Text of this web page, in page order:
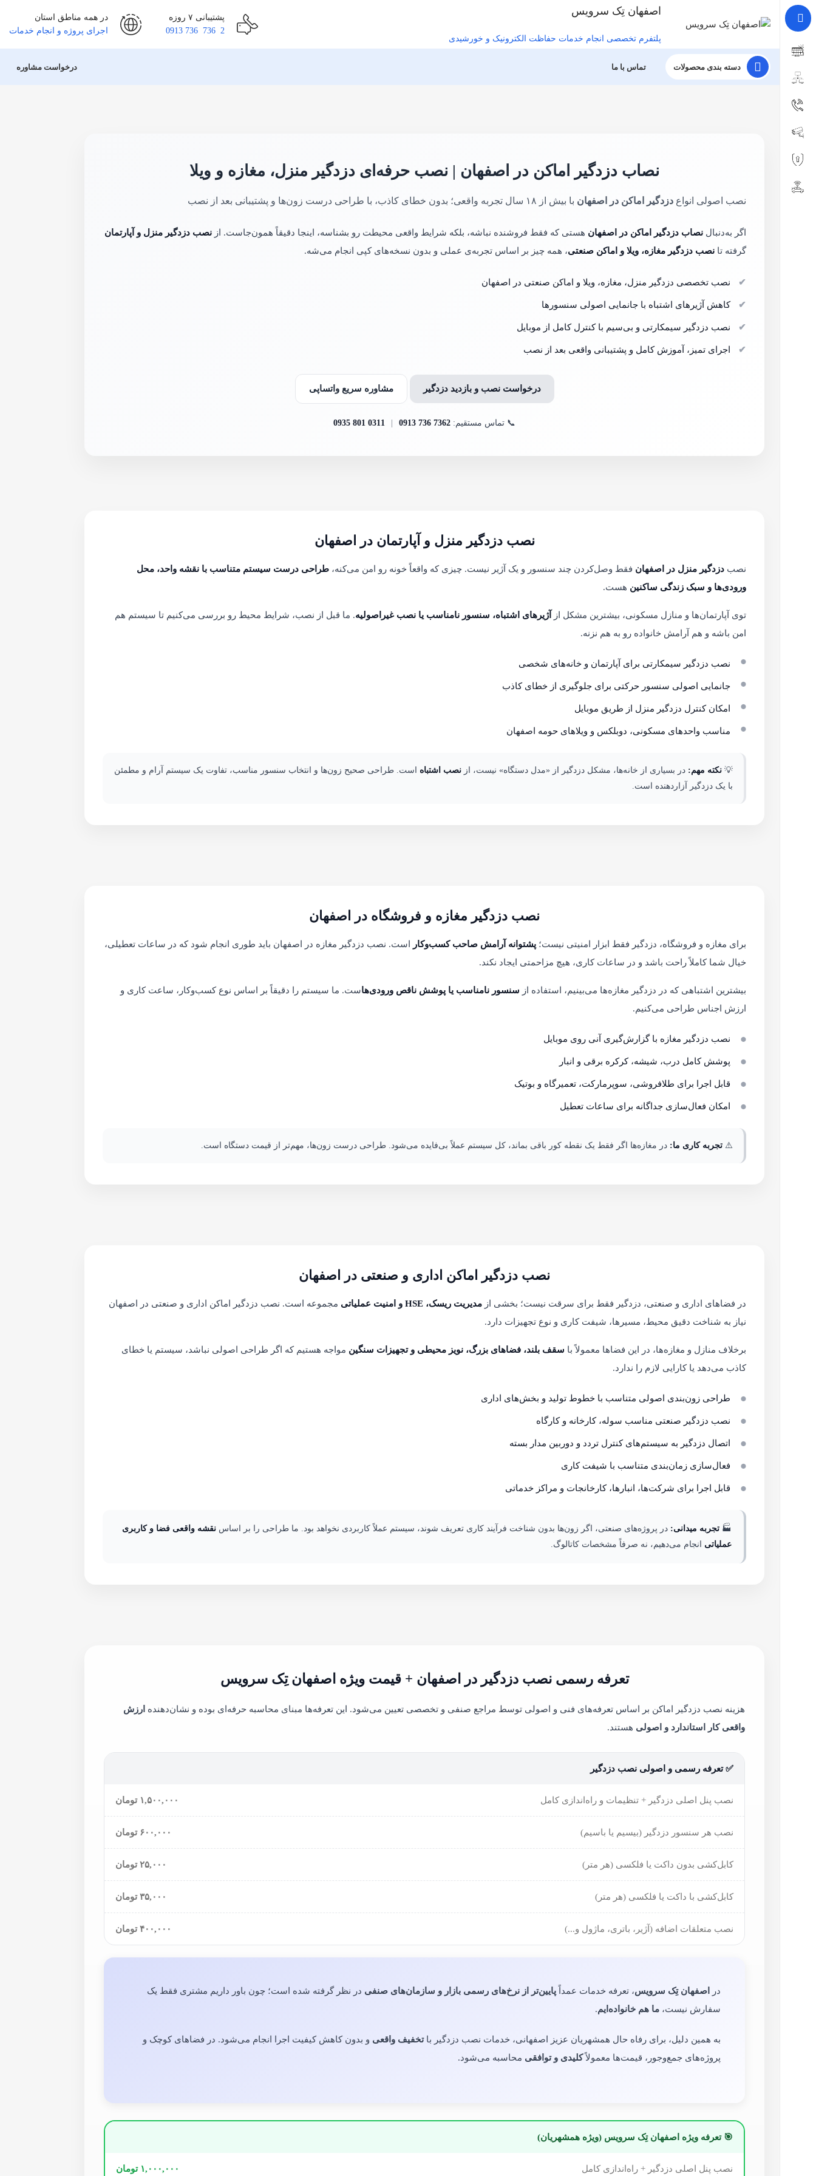
اصفهان تِک سرویس
پلتفرم تخصصی انجام خدمات حفاظت الکترونیک و خورشیدی
پشتیبانی ۷ روزه
2 736 736 0913
در همه مناطق استان
اجرای پروژه و انجام خدمات
دسته بندی محصولات تماس با ما درخواست مشاوره
نصاب دزدگیر اماکن در اصفهان | نصب حرفه‌ای دزدگیر منزل، مغازه و ویلا
نصب اصولی انواع دزدگیر اماکن در اصفهان با بیش از ۱۸ سال تجربه واقعی؛ بدون خطای کاذب، با طراحی درست زون‌ها و پشتیبانی بعد از نصب
اگر به‌دنبال نصاب دزدگیر اماکن در اصفهان هستی که فقط فروشنده نباشه، بلکه شرایط واقعی محیطت رو بشناسه، اینجا دقیقاً همون‌جاست. از نصب دزدگیر منزل و آپارتمان
گرفته تا نصب دزدگیر مغازه، ویلا و اماکن صنعتی، همه چیز بر اساس تجربه‌ی عملی و بدون نسخه‌های کپی انجام می‌شه.
نصب تخصصی دزدگیر منزل، مغازه، ویلا و اماکن صنعتی در اصفهان
کاهش آژیرهای اشتباه با جانمایی اصولی سنسورها
نصب دزدگیر سیمکارتی و بی‌سیم با کنترل کامل از موبایل
اجرای تمیز، آموزش کامل و پشتیبانی واقعی بعد از نصب
درخواست نصب و بازدید دزدگیر مشاوره سریع واتساپی
📞 تماس مستقیم: 0913 736 7362
0935 801 0311
نصب دزدگیر منزل و آپارتمان در اصفهان
نصب دزدگیر منزل در اصفهان فقط وصل‌کردن چند سنسور و یک آژیر نیست. چیزی که واقعاً خونه رو امن می‌کنه، طراحی درست سیستم متناسب با نقشه واحد، محل
ورودی‌ها و سبک زندگی ساکنین هست.
توی آپارتمان‌ها و منازل مسکونی، بیشترین مشکل از آژیرهای اشتباه، سنسور نامناسب یا نصب غیراصولیه. ما قبل از نصب، شرایط محیط رو بررسی می‌کنیم تا سیستم هم
امن باشه و هم آرامش خانواده رو به هم نزنه.
نصب دزدگیر سیمکارتی برای آپارتمان و خانه‌های شخصی
جانمایی اصولی سنسور حرکتی برای جلوگیری از خطای کاذب
امکان کنترل دزدگیر منزل از طریق موبایل
مناسب واحدهای مسکونی، دوبلکس و ویلاهای حومه اصفهان
💡 نکته مهم: در بسیاری از خانه‌ها، مشکل دزدگیر از «مدل دستگاه» نیست، از نصب اشتباه است. طراحی صحیح زون‌ها و انتخاب سنسور مناسب، تفاوت یک سیستم آرام و مطمئن
با یک دزدگیر آزاردهنده است.
نصب دزدگیر مغازه و فروشگاه در اصفهان
برای مغازه و فروشگاه، دزدگیر فقط ابزار امنیتی نیست؛ پشتوانه آرامش صاحب کسب‌وکار
است. نصب دزدگیر مغازه در اصفهان باید طوری انجام شود که در ساعات تعطیلی،
خیال شما کاملاً راحت باشد و در ساعات کاری، هیچ مزاحمتی ایجاد نکند.
بیشترین اشتباهی که در دزدگیر مغازه‌ها می‌بینیم، استفاده از سنسور نامناسب یا پوشش ناقص ورودی‌هاست. ما سیستم را دقیقاً بر اساس نوع کسب‌وکار، ساعت کاری و
ارزش اجناس طراحی می‌کنیم.
نصب دزدگیر مغازه با گزارش‌گیری آنی روی موبایل
پوشش کامل درب، شیشه، کرکره برقی و انبار
قابل اجرا برای طلافروشی، سوپرمارکت، تعمیرگاه و بوتیک
امکان فعال‌سازی جداگانه برای ساعات تعطیل
⚠️ تجربه کاری ما: در مغازه‌ها اگر فقط یک نقطه کور باقی بماند، کل سیستم عملاً بی‌فایده می‌شود. طراحی درست زون‌ها، مهم‌تر از قیمت دستگاه است.
نصب دزدگیر اماکن اداری و صنعتی در اصفهان
در فضاهای اداری و صنعتی، دزدگیر فقط برای سرقت نیست؛ بخشی از مدیریت ریسک، HSE و امنیت عملیاتی
مجموعه است. نصب دزدگیر اماکن اداری و صنعتی در اصفهان
نیاز به شناخت دقیق محیط، مسیرها، شیفت کاری و نوع تجهیزات دارد.
برخلاف منازل و مغازه‌ها، در این فضاها معمولاً با سقف بلند، فضاهای بزرگ، نویز محیطی و تجهیزات سنگین مواجه هستیم که اگر طراحی اصولی نباشد، سیستم یا خطای
کاذب می‌دهد یا کارایی لازم را ندارد.
طراحی زون‌بندی اصولی متناسب با خطوط تولید و بخش‌های اداری
نصب دزدگیر صنعتی مناسب سوله، کارخانه و کارگاه
اتصال دزدگیر به سیستم‌های کنترل تردد و دوربین مدار بسته
فعال‌سازی زمان‌بندی متناسب با شیفت کاری
قابل اجرا برای شرکت‌ها، انبارها، کارخانجات و مراکز خدماتی
🏭 تجربه میدانی: در پروژه‌های صنعتی، اگر زون‌ها بدون شناخت فرآیند کاری تعریف شوند، سیستم عملاً کاربردی نخواهد بود. ما طراحی را بر اساس نقشه واقعی فضا و کاربری
عملیاتی انجام می‌دهیم، نه صرفاً مشخصات کاتالوگ.
تعرفه رسمی نصب دزدگیر در اصفهان + قیمت ویژه اصفهان تِک سرویس
هزینه نصب دزدگیر اماکن بر اساس تعرفه‌های فنی و اصولی توسط مراجع صنفی و تخصصی تعیین می‌شود. این تعرفه‌ها مبنای محاسبه حرفه‌ای بوده و نشان‌دهنده ارزش
واقعی کار استاندارد و اصولی هستند.
✅ تعرفه رسمی و اصولی نصب دزدگیر
نصب پنل اصلی دزدگیر + تنظیمات و راه‌اندازی کامل ۱,۵۰۰,۰۰۰ تومان
نصب هر سنسور دزدگیر (بیسیم یا باسیم) ۶۰۰,۰۰۰ تومان
کابل‌کشی بدون داکت یا فلکسی (هر متر) ۲۵,۰۰۰ تومان
کابل‌کشی با داکت یا فلکسی (هر متر) ۳۵,۰۰۰ تومان
نصب متعلقات اضافه (آژیر، باتری، ماژول و...) ۴۰۰,۰۰۰ تومان
در اصفهان تِک سرویس، تعرفه خدمات عمداً پایین‌تر از نرخ‌های رسمی بازار و سازمان‌های صنفی در نظر گرفته شده است؛ چون باور داریم مشتری فقط یک
سفارش نیست، ما هم خانواده‌ایم.
به همین دلیل، برای رفاه حال همشهریان عزیز اصفهانی، خدمات نصب دزدگیر باتخفیف واقعی و بدون کاهش کیفیت اجرا انجام می‌شود. در فضاهای کوچک و
پروژه‌های جمع‌وجور، قیمت‌ها معمولاًکلیدی و توافقی محاسبه می‌شود.
🎯 تعرفه ویژه اصفهان تِک سرویس (ویژه همشهریان)
نصب پنل اصلی دزدگیر + راه‌اندازی کامل ۱,۰۰۰,۰۰۰ تومان